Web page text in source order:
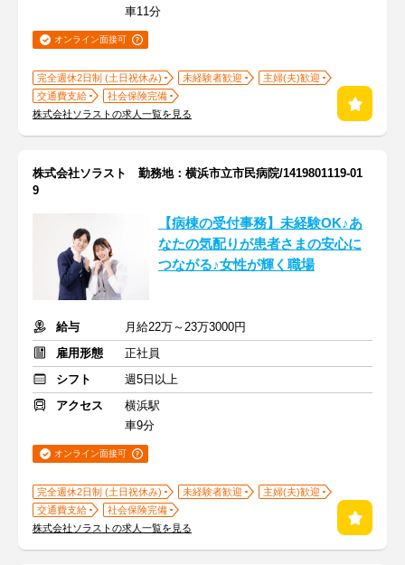
車11分
オンライン面接可
完全週休2日制 (土日祝休み) 未経験者歓迎
主婦(夫)歓迎
交通費支給
社会保険完備
株式会社ソラストの求人一覧を見る
株式会社ソラスト 勤務地：横浜市立市民病院/1419801119-01
9
【病棟の受付事務】未経験OK♪あ
なたの気配りが患者さまの安心に
つながる♪女性が輝く職場
給与
月給22万～23万3000円
雇用形態
正社員
シフト
週5日以上
アクセス
横浜駅
車9分
オンライン面接可
完全週休2日制 (土日祝休み) 未経験者歓迎
主婦(夫)歓迎
交通費支給
社会保険完備
株式会社ソラストの求人一覧を見る